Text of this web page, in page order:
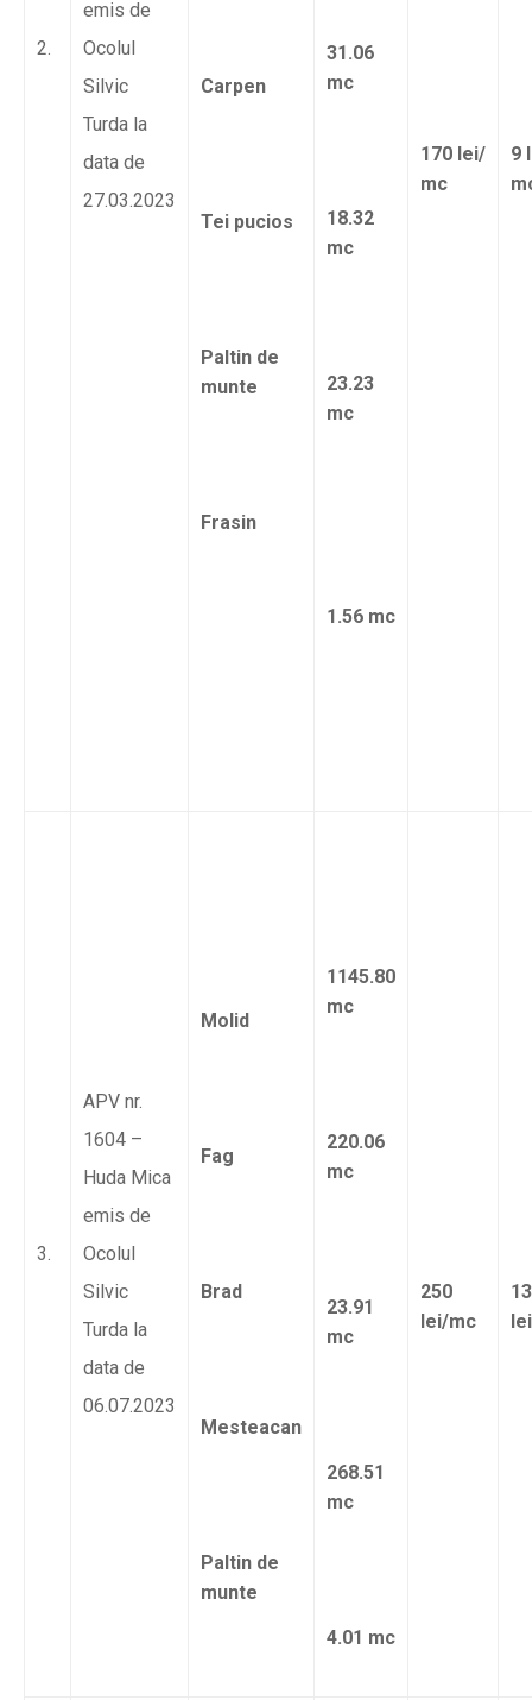
2.
emis de
Ocolul
Silvic
Turda la
data de
27.03.2023
Carpen
Tei pucios
Paltin de
munte
Frasin
31.06
mc
18.32
mc
23.23
mc
1.56 mc
170 lei/
mc
9
3.
APV nr.
1604 –
Huda Mica
emis de
Ocolul
Silvic
Turda la
data de
06.07.2023
Molid
Fag
Brad
Mesteacan
Paltin de
munte
1145.80
mc
220.06
mc
23.91
mc
268.51
mc
4.01 mc
250
lei/mc
13